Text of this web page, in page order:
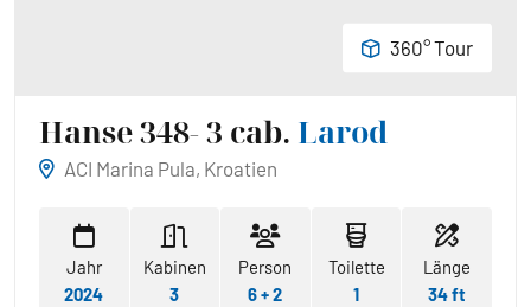
Hanse 348- 3 cab. Larod
ACI Marina Pula, Kroatien
Jahr
2024
Kabinen
3
Person
6 + 2
Toilette
1
Länge
34 ft
360° Tour